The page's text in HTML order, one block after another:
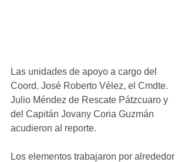
Las unidades de apoyo a cargo del
Coord. José Roberto Vélez, el Cmdte.
Julio Méndez de Rescate Pátzcuaro y
del Capitán Jovany Coria Guzmán
acudieron al reporte.
Los elementos trabajaron por alrededor